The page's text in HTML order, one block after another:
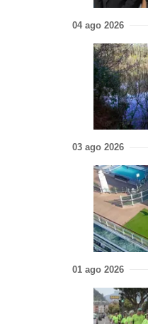
04 ago 2026
03 ago 2026
01 ago 2026